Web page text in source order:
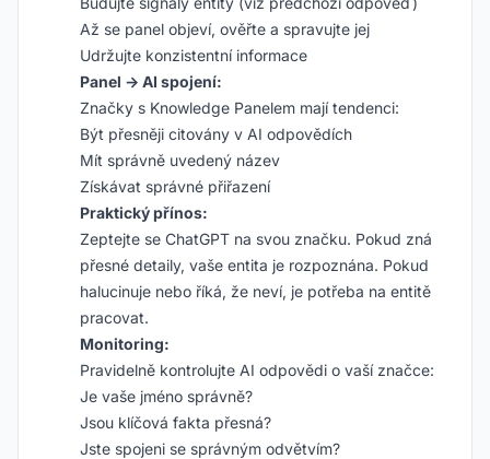
Až se panel objeví, ověřte a spravujte jej
Udržujte konzistentní informace
Panel → AI spojení:
Značky s Knowledge Panelem mají tendenci:
Být přesněji citovány v AI odpovědích
Mít správně uvedený název
Získávat správné přiřazení
Praktický přínos:
Zeptejte se ChatGPT na svou značku. Pokud zná
přesné detaily, vaše entita je rozpoznána. Pokud
halucinuje nebo říká, že neví, je potřeba na entitě
pracovat.
Monitoring:
Pravidelně kontrolujte AI odpovědi o vaší značce:
Je vaše jméno správně?
Jsou klíčová fakta přesná?
Jste spojeni se správným odvětvím?